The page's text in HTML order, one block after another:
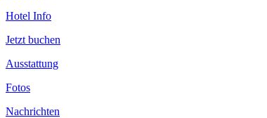
Hotel Info
Jetzt buchen
Ausstattung
Fotos
Nachrichten